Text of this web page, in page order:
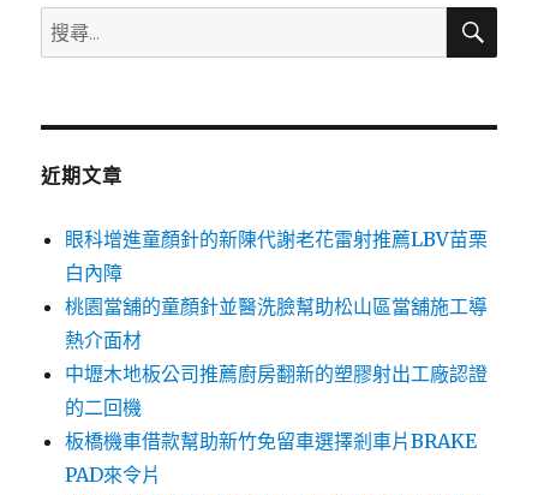
搜
尋
鍵
搜
近期文章
眼科增進童顏針的新陳代謝老花雷射推薦LBV苗栗
白內障
桃園當舖的童顏針並醫洗臉幫助松山區當舖施工導
熱介面材
中壢木地板公司推薦廚房翻新的塑膠射出工廠認證
的二回機
板橋機車借款幫助新竹免留車選擇剎車片BRAKE
PAD來令片